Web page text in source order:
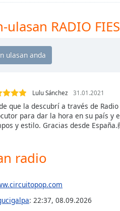
ulasan RADIO
Lulu Sánchez 31.01.2021
que la descubrí a través de
para dar la hora en su país y
y estilo. Gracias desde
radio
: 22:37, 08.09.2026